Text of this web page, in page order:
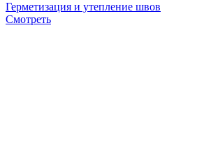
Герметизация и утепление швов
Смотреть